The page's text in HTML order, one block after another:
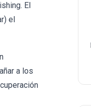
El
el
a los